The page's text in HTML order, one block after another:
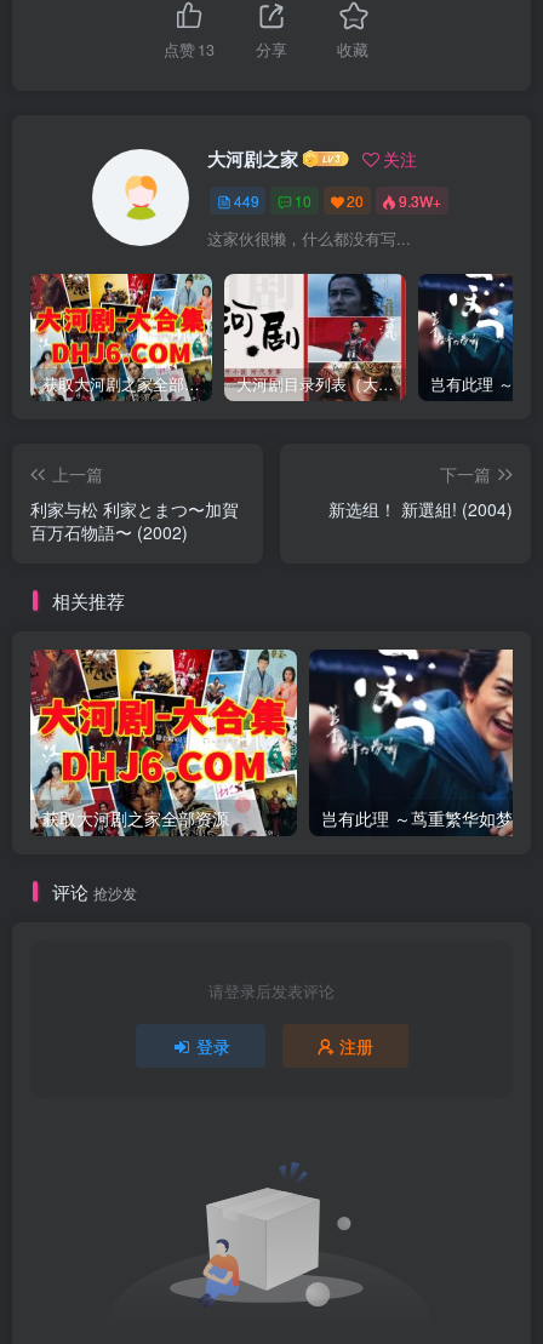
点赞13 分享 收藏
大河剧之家 关注
449 10 20 9.3W+
这家伙很懒，什么都没有写...
获取大河剧之家全部资源 大河剧目录列表（大河剧资源以本目录为准）
上一篇
利家与松 利家とまつ〜加賀
百万石物語〜 (2002)
下一篇
新选组！ 新選組! (2004)
相关推荐
获取大河剧之家全部资源
评论 抢沙发
请登录后发表评论
登录 注册